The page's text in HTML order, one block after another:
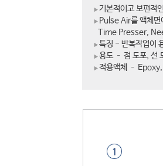
▶ 기본적이고 보편적
▶ Pulse Air를 액체면
Time Presser,
▶ 특징 - 반복작업이
▶ 용도 – 점 도포, 선
▶ 적용액체 –